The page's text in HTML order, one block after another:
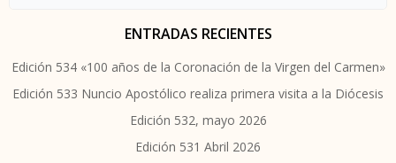
ENTRADAS RECIENTES
Edición 534 «100 años de la Coronación de la Virgen del Carmen»
Edición 533 Nuncio Apostólico realiza primera visita a la Diócesis
Edición 532, mayo 2026
Edición 531 Abril 2026